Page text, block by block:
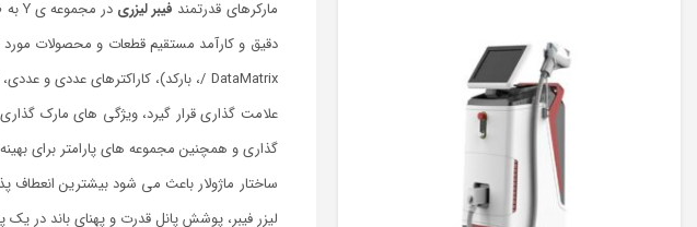
مارکرهای قدرتمند فیبر لیزری در مجموعه ی Y به طور ایده آل برای علامت گذاری بخش های صنعتی مناسب هستند.
دقیق و کارآمد مستقیم قطعات و محصولات مورد
/ DataMatrix، بارکد)، کاراکترهای عددی و عددی، آرم ها و حروف با دقت و با لیزر فیبر بسیار دقیق مشخص می شوند.
علامت گذاری قرار گیرد، ویژگی های مارک
گذاری و همچنین مجموعه های پارامتر برای
لیزر فیبر، پوشش پانل قدرت و پهنای باند در یک